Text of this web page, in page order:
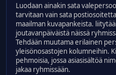
Luodaan ainakin sata
tarvitaan vain sata
maailman kuvapankeista.
joutavanpäiväistä näissä
Tehdään muutama erilainen
yleisönosastojen kolumneihin.
pehmoisia, jossa asiasisältöä
jakaa ryhmissään.